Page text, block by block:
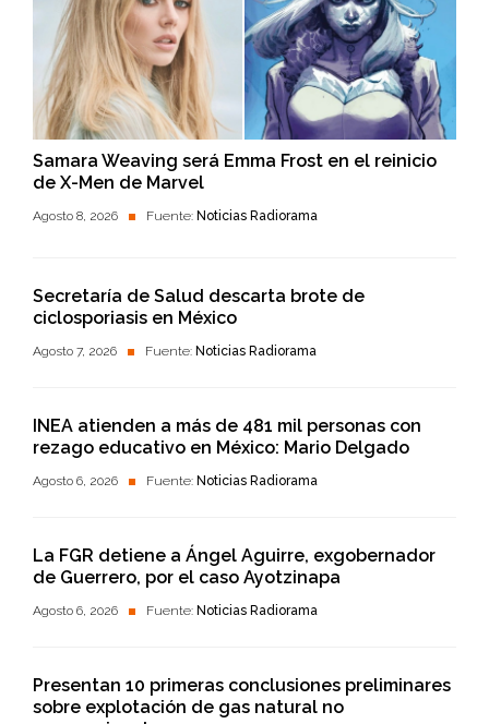
Samara Weaving será Emma Frost en el reinicio
de X-Men de Marvel
Agosto 8, 2026 Fuente: Noticias Radiorama
Secretaría de Salud descarta brote de
ciclosporiasis en México
Agosto 7, 2026 Fuente: Noticias Radiorama
INEA atienden a más de 481 mil personas con
rezago educativo en México: Mario Delgado
Agosto 6, 2026 Fuente: Noticias Radiorama
La FGR detiene a Ángel Aguirre, exgobernador
de Guerrero, por el caso Ayotzinapa
Agosto 6, 2026 Fuente: Noticias Radiorama
Presentan 10 primeras conclusiones preliminares
sobre explotación de gas natural no